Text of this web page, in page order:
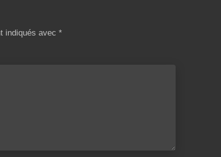
indiqués avec *